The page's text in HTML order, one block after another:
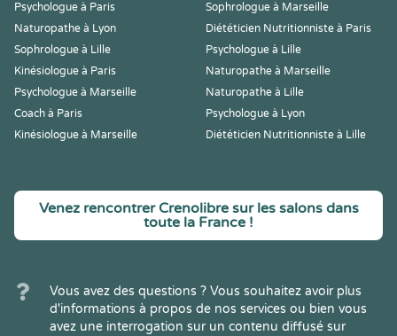
Psychologue à Paris
Sophrologue à Marseille
Naturopathe à Lyon
Diététicien Nutritionniste à Paris
Sophrologue à Lille
Psychologue à Lille
Kinésiologue à Paris
Naturopathe à Marseille
Psychologue à Marseille
Naturopathe à Lille
Coach à Paris
Psychologue à Lyon
Kinésiologue à Marseille
Diététicien Nutritionniste à Lille
Venez rencontrer Crenolibre sur les salons dans
toute la France !
Vous avez des questions ? Vous souhaitez avoir plus
d'informations à propos de nos services ou bien vous
avez une interrogation sur un contenu diffusé sur